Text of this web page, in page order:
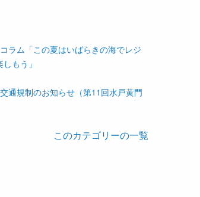
コラム「この夏はいばらきの海でレジ
もう」
交通規制のお知らせ（第11回水戸黄門
このカテゴリーの一覧